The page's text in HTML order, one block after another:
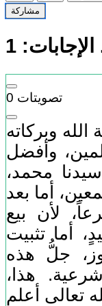
مشاركة
1
0 تصويتات
وبركاته
وأفضل
محمد،
لأن بيع
أما تثبيت
جلُّ هذه
هذا،